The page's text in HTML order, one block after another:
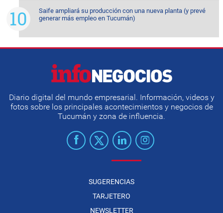
Saife ampliará su producción con una nueva planta (y prevé
generar más empleo en Tucumán)
Diario digital del mundo empresarial. Información, videos y
fotos sobre los principales acontecimientos y negocios de
Tucumán y zona de influencia.
SUGERENCIAS
TARJETERO
NEWSLETTER